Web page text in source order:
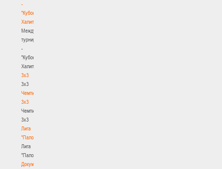
-
"Кубок
Халипского"
Международный
турнир
-
"Кубок
Халипского"
3x3
3x3
Чемпионат
3х3
Чемпионат
3х3
Лига
"Палова"
Лига
"Палова"
Документы